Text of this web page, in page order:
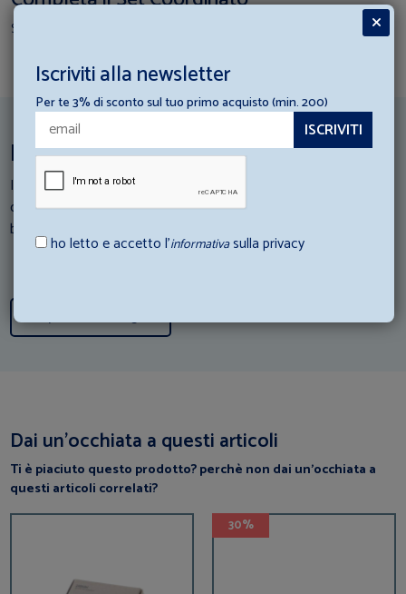
Scopri i prodotti per creare il tuo set
Ispirazioni per la tua struttura ricettiva
I nostri esperti di Hotellerie scendono in campo: Consulta i loro
consigli e scopri come abbinare al meglio gli articoli di
biancheria con la tua struttura ricettiva.
Dai un’occhiata a questi articoli
Ti è piaciuto questo prodotto? perchè non dai un’occhiata a
questi articoli correlati?
30%
Iscriviti alla newsletter
Per te 3% di sconto sul tuo primo acquisto (min. 200)
ho letto e accetto l’informativasulla privacy